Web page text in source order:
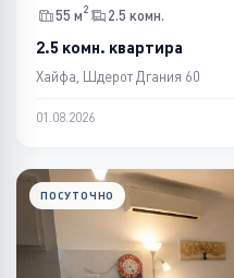
55 м2 2.5 комн.
2.5 комн. квартира
Хайфа, Шдерот Дгания 60
01.08.2026
ПОСУТОЧНО